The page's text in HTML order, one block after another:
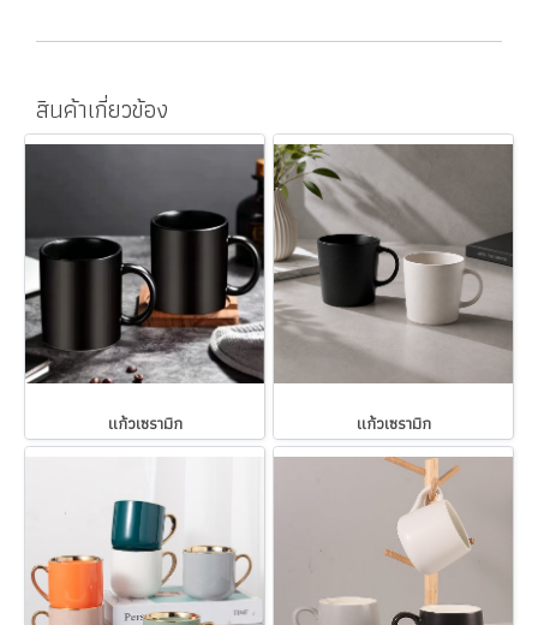
สินค้าเกี่ยวข้อง
แก้วเซรามิก แก้วเซรามิก